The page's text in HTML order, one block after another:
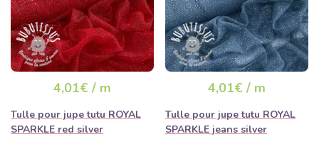
4,01€ / m
Tulle pour jupe tutu ROYAL
SPARKLE red silver
4,01€ / m
Tulle pour jupe tutu ROYAL
SPARKLE jeans silver